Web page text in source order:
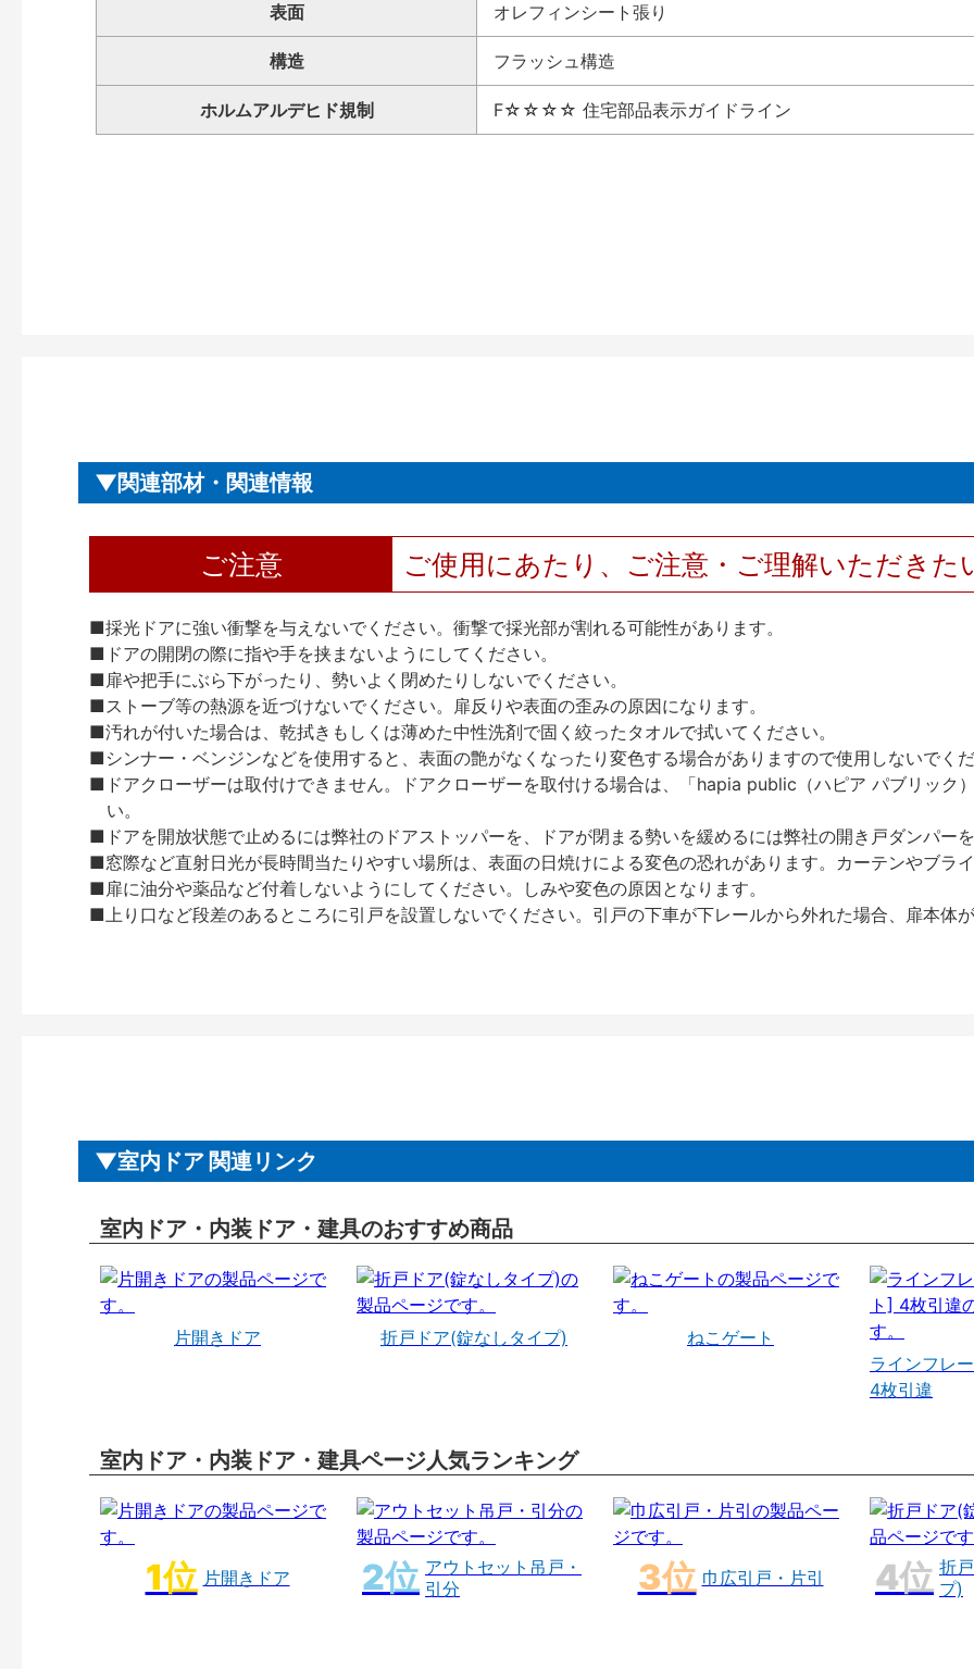
表面 オレフィンシート張り
構造 フラッシュ構造
ホルムアルデヒド規制 F☆☆☆☆ 住宅部品表示ガイドライン
関連部材・関連情報
ご注意 ご使用にあたり、ご注意・ご理解いただきた
■採光ドアに強い衝撃を与えないでください。衝撃で採光部が割れる可能性があります。
■ドアの開閉の際に指や手を挟まないようにしてください。
■扉や把手にぶら下がったり、勢いよく閉めたりしないでください。
■ストーブ等の熱源を近づけないでください。扉反りや表面の歪みの原因になります。
■汚れが付いた場合は、乾拭きもしくは薄めた中性洗剤で固く絞ったタオルで拭いてください。
■シンナー・ベンジンなどを使用すると、表面の艶がなくなったり変色する場合がありますので使用しないでく
■ドアクローザーは取付けできません。ドアクローザーを取付ける場合は、「hapia public（ハピア パブリック
い。
■ドアを開放状態で止めるには弊社のドアストッパーを、ドアが閉まる勢いを緩めるには弊社の開き戸ダンパー
■窓際など直射日光が長時間当たりやすい場所は、表面の日焼けによる変色の恐れがあります。カーテンやブラ
■扉に油分や薬品など付着しないようにしてください。しみや変色の原因となります。
■上り口など段差のあるところに引戸を設置しないでください。引戸の下車が下レールから外れた場合、扉本体
室内ドア 関連リンク
室内ドア・内装ドア・建具のおすすめ商品
片開きドア 折戸ドア(錠なしタイプ)
ねこゲート
ラインフレ
4枚引違
室内ドア・内装ドア・建具ページ人気ランキング
片開きドア
アウトセット吊戸・
引分
巾広引戸・片引
折
プ)